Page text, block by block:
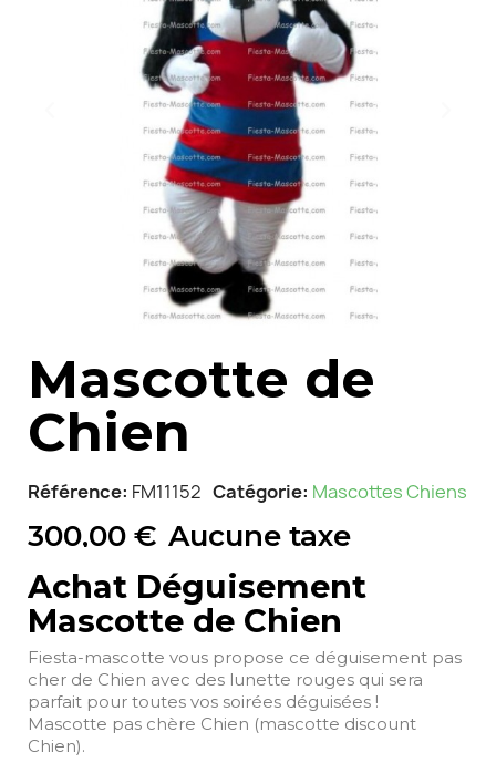
Mascotte de
Chien
Référence FM11152 Catégorie Mascottes Chiens
300,00 € Aucune taxe
Achat Déguisement
Mascotte de Chien
Fiesta-mascotte vous propose ce déguisement pas
cher de Chien avec des lunette rouges qui sera
parfait pour toutes vos soirées déguisées !
Mascotte pas chère Chien (mascotte discount
Chien).